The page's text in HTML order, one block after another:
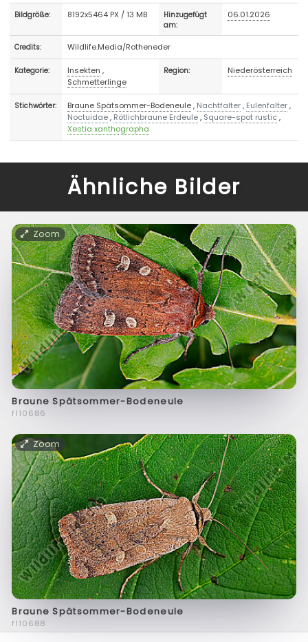
Bildgröße: 8192x5464 PX / 13 MB
Hinzugefügt
am:
06.01.2026
Credits: Wildlife.Media/Rotheneder
Kategorie: Insekten ,
Schmetterlinge
Region: Niederösterreich
Stichwörter: Braune Spätsommer-Bodeneule, Nachtfalter, Eulenfalter,
Noctuidae, Rötlichbraune Erdeule, Square-spot rustic,
Xestia xanthographa
Ähnliche Bilder
Zoom
Braune Spätsommer-Bodeneule
f110686
Zoom
Braune Spätsommer-Bodeneule
f110688